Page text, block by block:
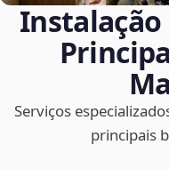
Instalação
Serviços
principais